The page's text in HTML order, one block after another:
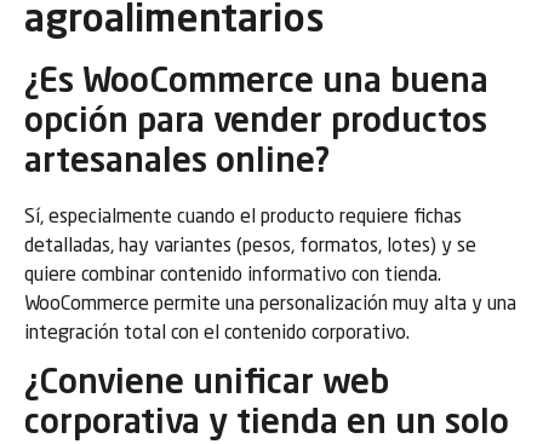
agroalimentarios
¿Es WooCommerce una buena
opción para vender productos
artesanales online?
Sí, especialmente cuando el producto requiere fichas
detalladas, hay variantes (pesos, formatos, lotes) y se
quiere combinar contenido informativo con tienda.
WooCommerce permite una personalización muy alta y una
integración total con el contenido corporativo.
¿Conviene unificar web
corporativa y tienda en un solo